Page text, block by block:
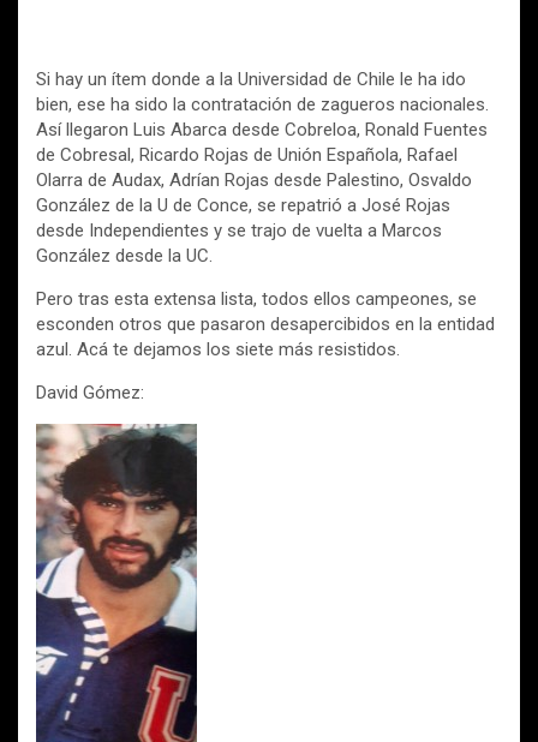
b
o
o
k
er
s
A
p
p
p
ar
tir
Si hay un ítem donde a la Universidad de Chile le ha ido
bien, ese ha sido la contratación de zagueros nacionales.
Así llegaron Luis Abarca desde Cobreloa, Ronald Fuentes
de Cobresal, Ricardo Rojas de Unión Española, Rafael
Olarra de Audax, Adrían Rojas desde Palestino, Osvaldo
González de la U de Conce, se repatrió a José Rojas
desde Independientes y se trajo de vuelta a Marcos
González desde la UC.
Pero tras esta extensa lista, todos ellos campeones, se
esconden otros que pasaron desapercibidos en la entidad
azul. Acá te dejamos los siete más resistidos.
David Gómez: